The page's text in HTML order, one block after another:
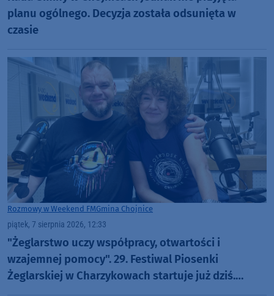
planu ogólnego. Decyzja została odsunięta w
czasie
Rozmowy w Weekend FMGmina Chojnice
piątek, 7 sierpnia 2026, 12:33
"Żeglarstwo uczy współpracy, otwartości i
wzajemnej pomocy". 29. Festiwal Piosenki
Żeglarskiej w Charzykowach startuje już dziś.